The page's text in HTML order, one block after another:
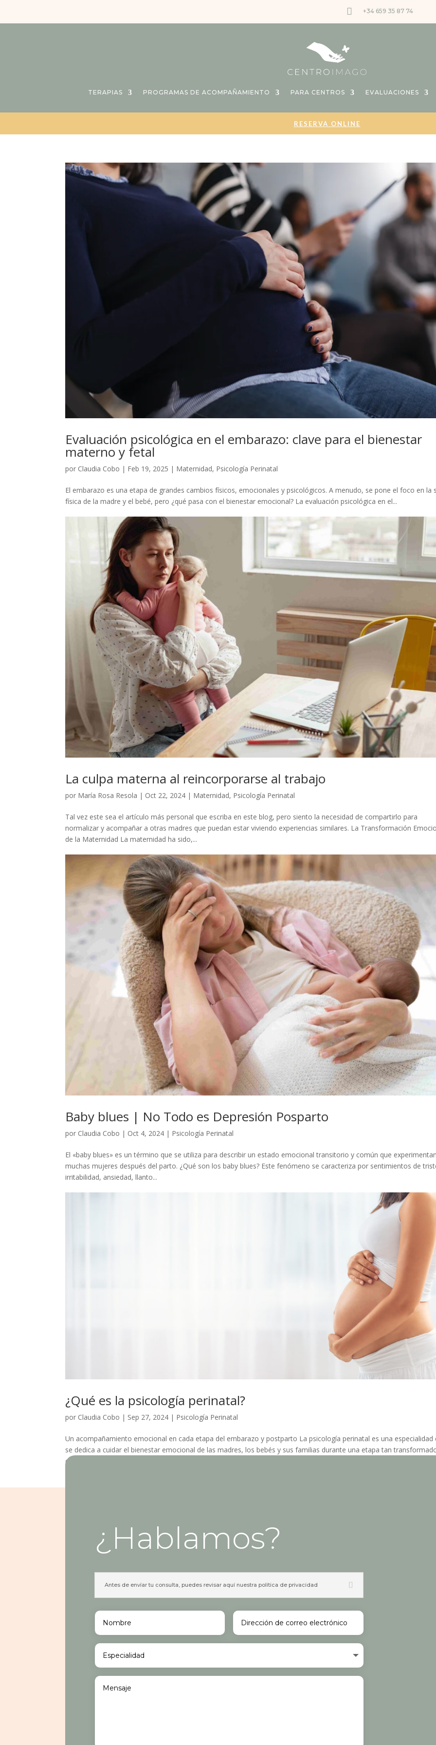
 +34 659 35 87 74
TERAPIAS PROGRAMAS DE ACOMPAÑAMIENTO PARA CENTROS EVALUACIONES
RESERVA ONLINE
Evaluación psicológica en el embarazo: clave para el bienestar
materno y fetal
por Claudia Cobo | Feb 19, 2025 | Maternidad, Psicología Perinatal
El embarazo es una etapa de grandes cambios físicos, emocionales y psicológicos. A menudo, se pone el foco en la
física de la madre y el bebé, pero ¿qué pasa con el bienestar emocional? La evaluación psicológica en el...
La culpa materna al reincorporarse al trabajo
por María Rosa Resola | Oct 22, 2024 | Maternidad, Psicología Perinatal
Tal vez este sea el artículo más personal que escriba en este blog, pero siento la necesidad de compartirlo para
normalizar y acompañar a otras madres que puedan estar viviendo experiencias similares. La Transformación
de la Maternidad La maternidad ha sido,...
Baby blues | No Todo es Depresión Posparto
por Claudia Cobo | Oct 4, 2024 | Psicología Perinatal
El «baby blues» es un término que se utiliza para describir un estado emocional transitorio y común que
muchas mujeres después del parto. ¿Qué son los baby blues? Este fenómeno se caracteriza por sentimientos de
irritabilidad, ansiedad, llanto...
¿Qué es la psicología perinatal?
por Claudia Cobo | Sep 27, 2024 | Psicología Perinatal
Un acompañamiento emocional en cada etapa del embarazo y postparto La psicología perinatal es una especialidad
se dedica a cuidar el bienestar emocional de las madres, los bebés y sus familias durante una etapa tan
como el embarazo, el parto y el...
¿Hablamos?
Antes de envíar tu consulta, puedes revisar aquí nuestra política de privacidad